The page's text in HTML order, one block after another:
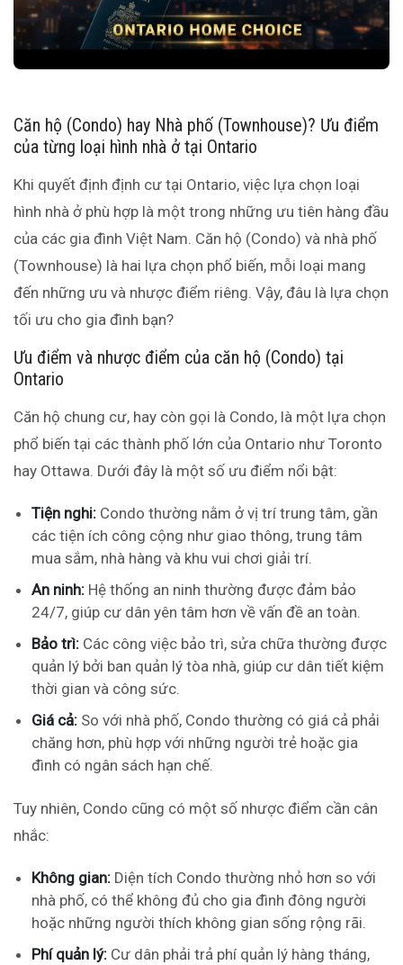
Căn hộ (Condo) hay Nhà phố (Townhouse)? Ưu điểm
của từng loại hình nhà ở tại Ontario
Khi quyết định định cư tại Ontario, việc lựa chọn loại
hình nhà ở phù hợp là một trong những ưu tiên hàng đầu
của các gia đình Việt Nam. Căn hộ (Condo) và nhà phố
(Townhouse) là hai lựa chọn phổ biến, mỗi loại mang
đến những ưu và nhược điểm riêng. Vậy, đâu là lựa chọn
tối ưu cho gia đình bạn?
Ưu điểm và nhược điểm của căn hộ (Condo) tại
Ontario
Căn hộ chung cư, hay còn gọi là Condo, là một lựa chọn
phổ biến tại các thành phố lớn của Ontario như Toronto
hay Ottawa. Dưới đây là một số ưu điểm nổi bật:
Tiện nghi: Condo thường nằm ở vị trí trung tâm, gần
các tiện ích công cộng như giao thông, trung tâm
mua sắm, nhà hàng và khu vui chơi giải trí.
An ninh: Hệ thống an ninh thường được đảm bảo
24/7, giúp cư dân yên tâm hơn về vấn đề an toàn.
Bảo trì: Các công việc bảo trì, sửa chữa thường được
quản lý bởi ban quản lý tòa nhà, giúp cư dân tiết kiệm
thời gian và công sức.
Giá cả: So với nhà phố, Condo thường có giá cả phải
chăng hơn, phù hợp với những người trẻ hoặc gia
đình có ngân sách hạn chế.
Tuy nhiên, Condo cũng có một số nhược điểm cần cân
nhắc:
Không gian: Diện tích Condo thường nhỏ hơn so với
nhà phố, có thể không đủ cho gia đình đông người
hoặc những người thích không gian sống rộng rãi.
Phí quản lý: Cư dân phải trả phí quản lý hàng tháng,